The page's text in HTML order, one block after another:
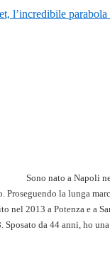
l’incredibile parabola
Sono nato a Napoli
Proseguendo la lunga
nel 2013 a Potenza e a
Sposato da 44 anni, ho